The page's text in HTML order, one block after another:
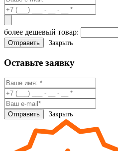
более дешевый товар:
Закрыть
Оставьте заявку
Закрыть